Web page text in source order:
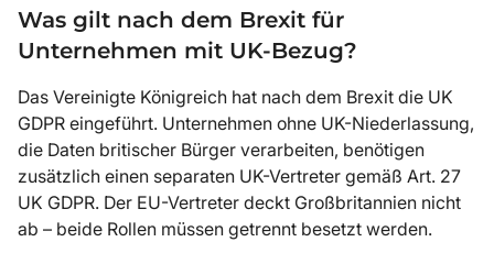
Was gilt nach dem Brexit für
Unternehmen mit UK-Bezug?
Das Vereinigte Königreich hat nach dem Brexit die UK
GDPR eingeführt. Unternehmen ohne UK-Niederlassung,
die Daten britischer Bürger verarbeiten, benötigen
zusätzlich einen separaten UK-Vertreter gemäß Art. 27
UK GDPR. Der EU-Vertreter deckt Großbritannien nicht
ab – beide Rollen müssen getrennt besetzt werden.